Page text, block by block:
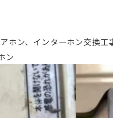
ホン、インターホン交換工
ン